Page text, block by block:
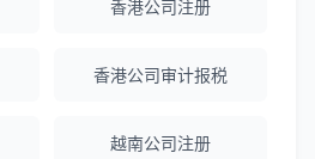
★★★★★
香港公司注册
香港公司审计报税
越南公司注册